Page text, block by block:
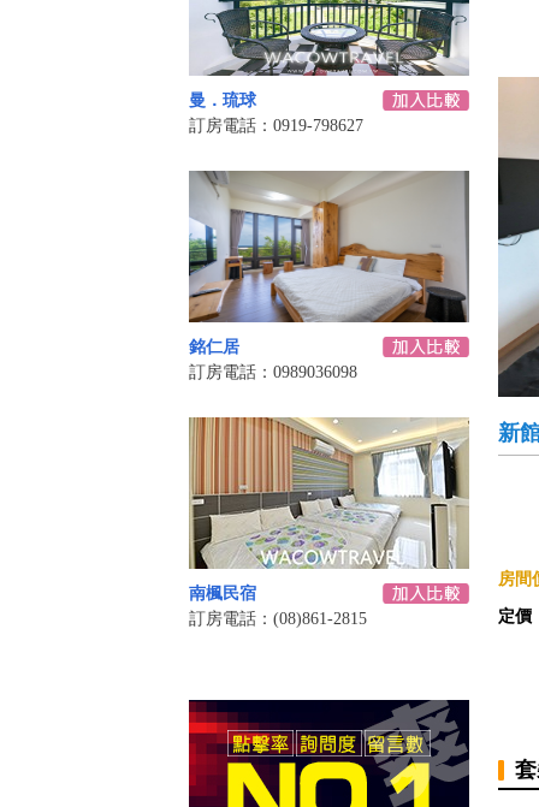
曼．琉球
訂房電話：0919-798627
銘仁居
訂房電話：0989036098
南楓民宿
訂房電話：(08)861-2815
新
房間
定價